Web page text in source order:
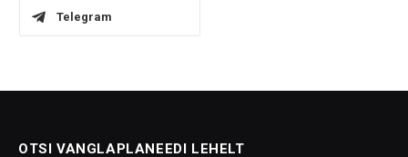
Telegram
OTSI VANGLAPLANEEDI LEHELT